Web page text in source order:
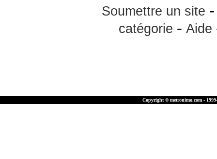
Soumettre un site
catégorie - Aide
Copyright © metronimo.com -